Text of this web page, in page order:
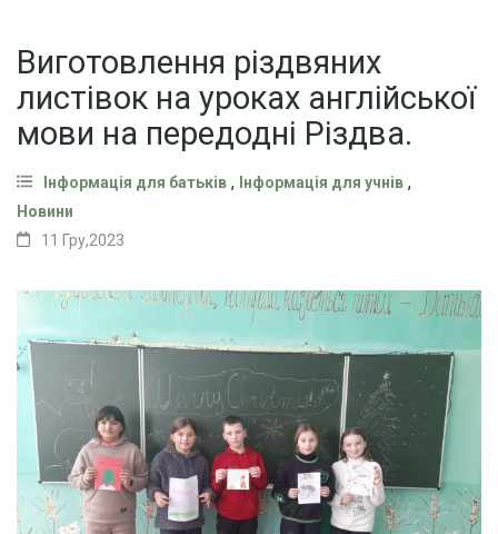
Виготовлення різдвяних
листівок на уроках англійської
мови на передодні Різдва.
Інформація для батьків , Інформація для учнів ,
Новини
11 Гру,2023